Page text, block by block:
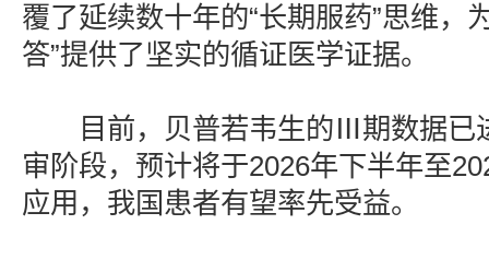
覆了延续数十年的“长期服药”思维，
答”提供了坚实的循证医学证据。
目前，贝普若韦生的Ⅲ期数据已
审阶段，预计将于2026年下半年至
应用，我国患者有望率先受益。